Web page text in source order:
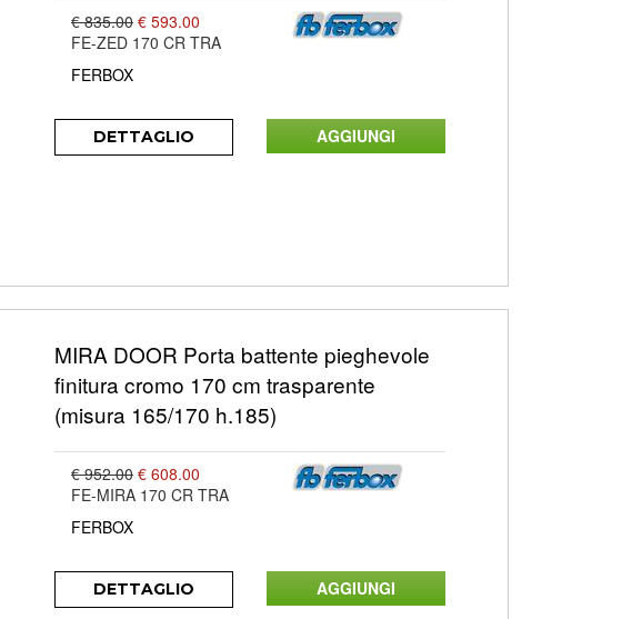
€ 835.00 € 593.00
FE-ZED 170 CR TRA
FERBOX
DETTAGLIO
MIRA DOOR Porta battente pieghevole
finitura cromo 170 cm trasparente
(misura 165/170 h.185)
€ 952.00 € 608.00
FE-MIRA 170 CR TRA
FERBOX
DETTAGLIO